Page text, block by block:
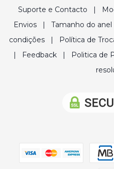
Suporte e Contacto |
Envios| Tamanho do anel
condições | Política de
|
Feedback| Politica de